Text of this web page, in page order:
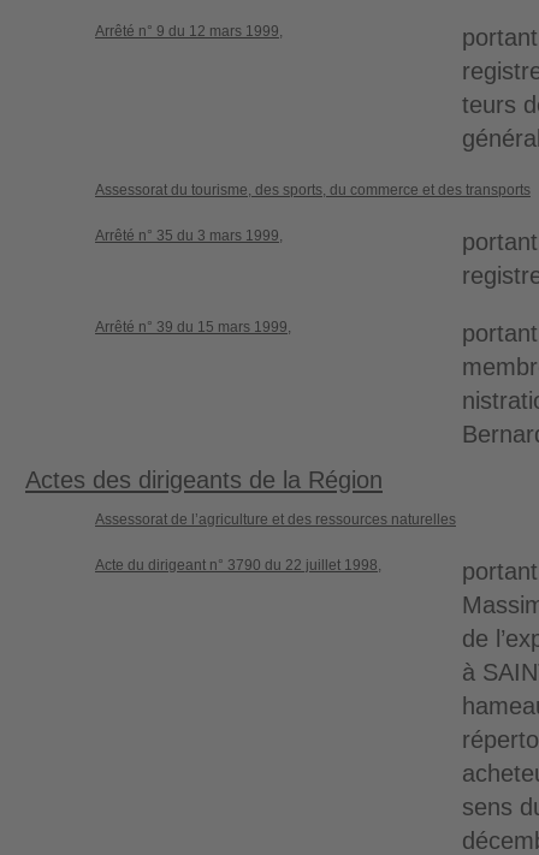
Arrêté n° 9 du 12 mars 1999,
teurs
Assessorat du tourisme, des sports, du commerce et des transports
Arrêté n° 35 du 3 mars 1999,
Arrêté n° 39 du 15 mars 1999,
Actes des dirigeants de la Région
Assessorat de l’agriculture et des ressources naturelles
Acte du dirigeant n° 3790 du 22 juillet 1998,
de
à
sens